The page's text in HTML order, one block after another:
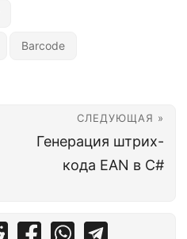
Barcode
СЛЕДУЮЩАЯ »
Генерация штрих-
кода EAN в C#